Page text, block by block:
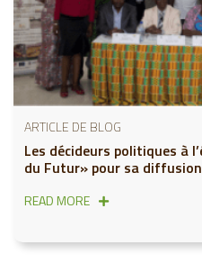
ARTICLE DE BLOG
Les décideurs politiques à
du Futur» pour sa
READ MORE